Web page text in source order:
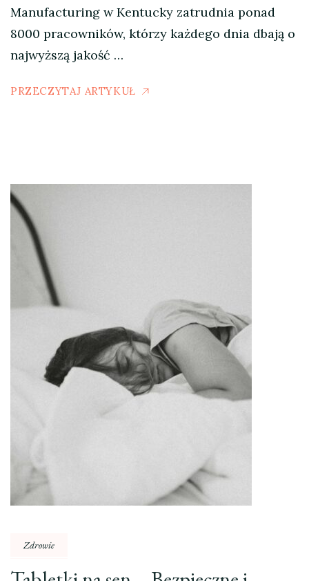
Manufacturing w Kentucky zatrudnia ponad
8000 pracowników, którzy każdego dnia dbają o
najwyższą jakość …
PRZECZYTAJ ARTYKUŁ
Zdrowie